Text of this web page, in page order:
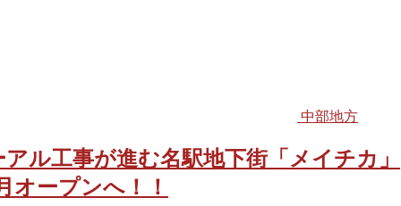
中部地方
ル工事が進む名駅地下街「メイチカ」
オープンへ！！